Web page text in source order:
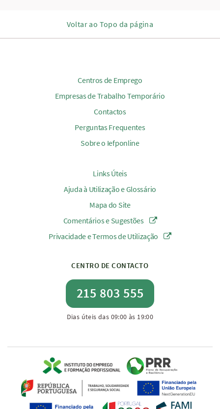
Voltar ao Topo da página
Centros de Emprego
Empresas de Trabalho Temporário
Contactos
Perguntas Frequentes
Sobre o Iefponline
Links Úteis
Ajuda à Utilização e Glossário
Mapa do Site
Comentários e Sugestões
Privacidade e Termos de Utilização
CENTRO DE CONTACTO
215 803 555
Dias úteis das 09:00 às 19:00